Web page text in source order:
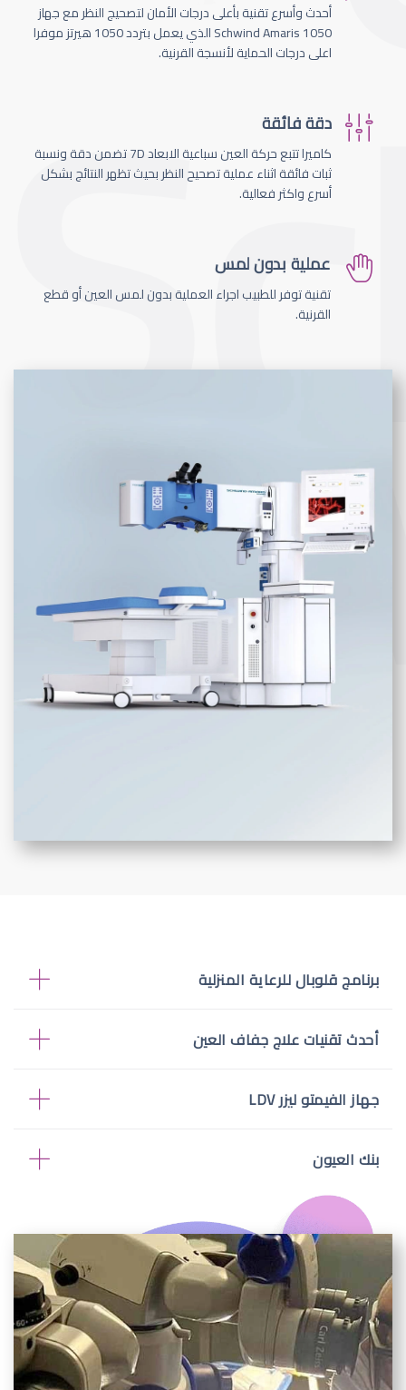
أحدث وأسرع تقنية بأعلى درجات الأمان لتصحيج النظر مع جهاز
Schwind Amaris 1050 الذي يعمل بتردد 1050 هيرتز موفرا
اعلى درجات الحماية لأنسجة القرنية.
دقة فائقة
كاميرا تتبع حركة العين سباعية الابعاد 7D تضمن دقة ونسبة
ثبات فائقة اثناء عملية تصحيح النظر بحيث تظهر النتائج بشكل
أسرع واكثر فعالية.
عملية بدون لمس
تقنية توفر للطبيب اجراء العملية بدون لمس العين أو قطع
القرنية.
برنامج قلوبال للرعاية المنزلية
أحدث تقنيات علاج جفاف العين
جهاز الفيمتو ليزر LDV
بنك العيون